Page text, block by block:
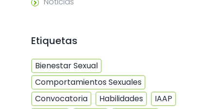
Etiquetas
Bienestar Sexual
Comportamientos Sexuales
Convocatoria
Habilidades
IAAP